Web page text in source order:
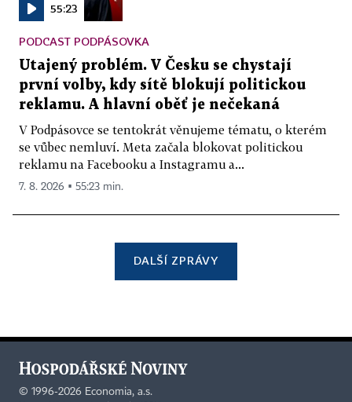
55:23
PODCAST PODPÁSOVKA
Utajený problém. V Česku se chystají
první volby, kdy sítě blokují politickou
reklamu. A hlavní oběť je nečekaná
V Podpásovce se tentokrát věnujeme tématu, o kterém
se vůbec nemluví. Meta začala blokovat politickou
reklamu na Facebooku a Instagramu a...
7. 8. 2026 ▪ 55:23 min.
DALŠÍ ZPRÁVY
© 1996-2026 Economia, a.s.